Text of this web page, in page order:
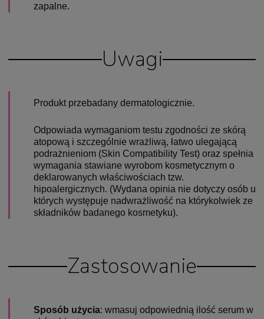
zapalne.
Uwagi
Produkt przebadany dermatologicznie.
Odpowiada wymaganiom testu zgodności ze skórą
atopową i szczególnie wrażliwą, łatwo ulegającą
podrażnieniom (Skin Compatibility Test) oraz spełnia
wymagania stawiane wyrobom kosmetycznym o
deklarowanych właściwościach tzw.
hipoalergicznych. (Wydana opinia nie dotyczy osób u
których występuje nadwrażliwość na którykolwiek ze
składników badanego kosmetyku).
Zastosowanie
Sposób użycia: wmasuj odpowiednią ilość serum w